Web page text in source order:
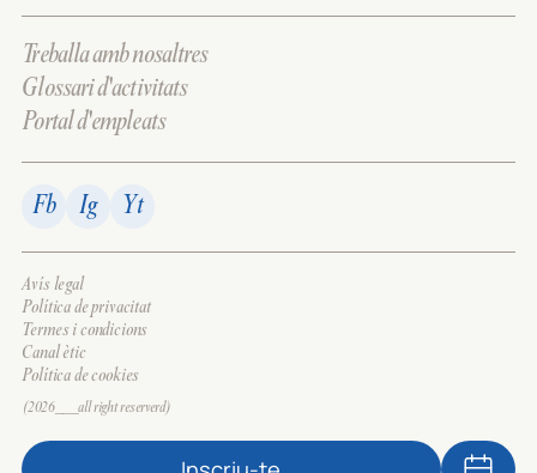
Treballa amb nosaltres
Glossari d'activitats
Portal d'empleats
Fb Ig Yt
Avís legal
Política de privacitat
Termes i condicions
Canal ètic
Política de cookies
(2026___all right reserverd)